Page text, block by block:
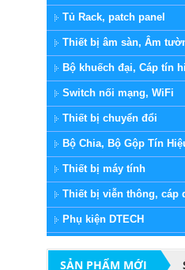
Tủ Rack, patch panel
Thiết bị âm sàn, Âm
Bộ khuếch đại, Cáp tín
Switch nối mạng, WiFi
Thiết bị chuyển đổi
Bộ Chia, Bộ Gộp Tín
Thiết bị máy tính
Thiết bị viễn thông, cáp
Phụ kiện DTECH
SẢN PHẨM MỚI